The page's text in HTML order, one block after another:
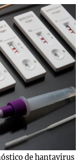
de hantavirus